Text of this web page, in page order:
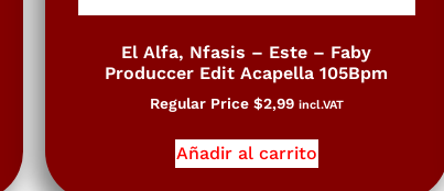
El Alfa, Nfasis – Este – Faby
Produccer Edit Acapella 105Bpm
Regular Price $2,99 incl.VAT
Añadir al carrito